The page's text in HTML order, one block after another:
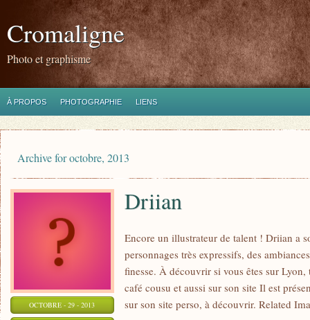
Cromaligne
Photo et graphisme
À PROPOS PHOTOGRAPHIE LIENS
Archive for octobre, 2013
OCTOBRE - 29 - 2013
Driian
Encore un illustrateur de talent ! Driian a
personnages très expressifs, des
finesse. À découvrir si vous êtes sur
café cousu et aussi sur son site Il est
sur son site perso, à découvrir. Related